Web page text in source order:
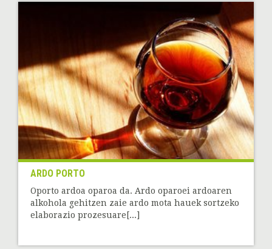
ARDO PORTO
Oporto ardoa oparoa da. Ardo oparoei ardoaren
alkohola gehitzen zaie ardo mota hauek sortzeko
elaborazio prozesuare[...]